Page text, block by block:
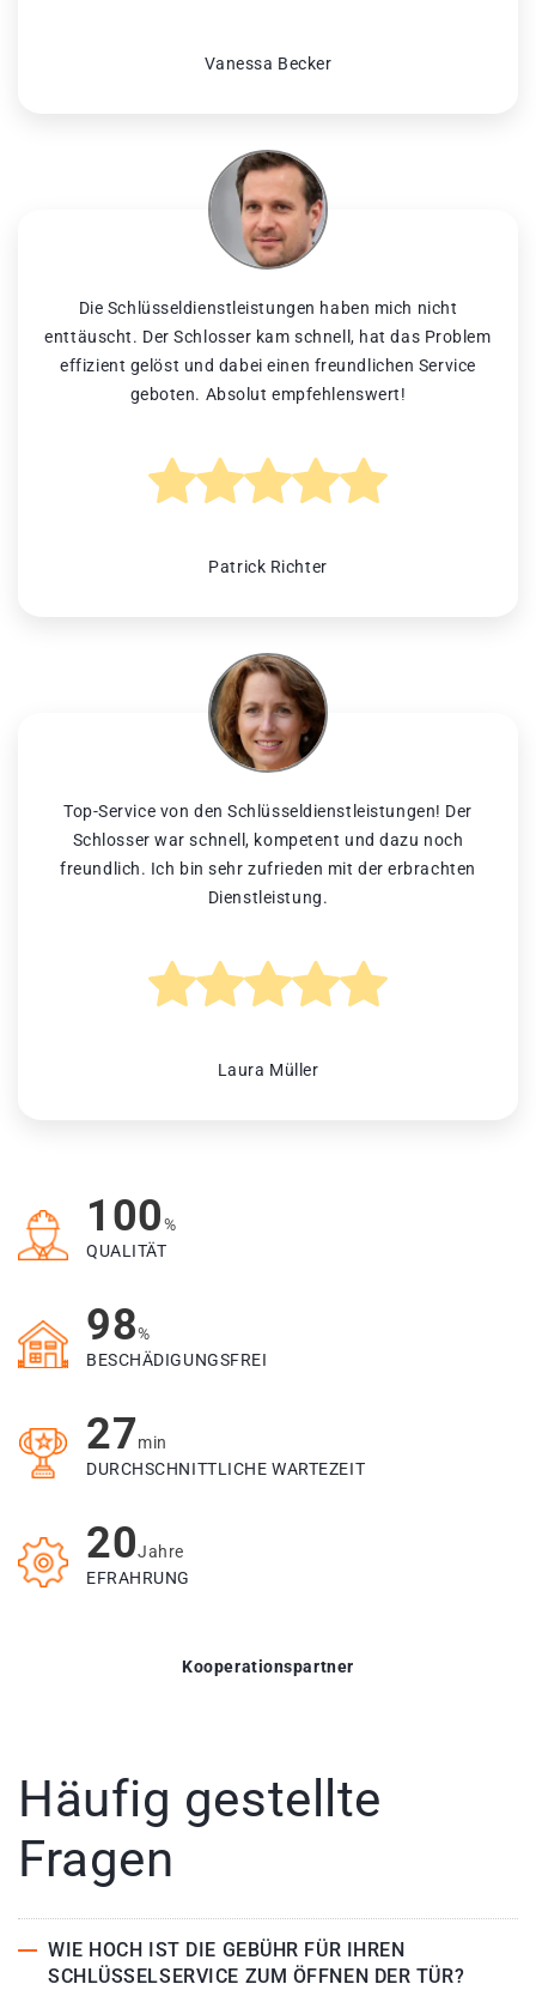
Vanessa Becker
Die Schlüsseldienstleistungen haben mich nicht
enttäuscht. Der Schlosser kam schnell, hat das Problem
effizient gelöst und dabei einen freundlichen Service
geboten. Absolut empfehlenswert!
Patrick Richter
Top-Service von den Schlüsseldienstleistungen! Der
Schlosser war schnell, kompetent und dazu noch
freundlich. Ich bin sehr zufrieden mit der erbrachten
Dienstleistung.
Laura Müller
100%
QUALITÄT
98%
BESCHÄDIGUNGSFREI
27min
DURCHSCHNITTLICHE WARTEZEIT
20Jahre
EFRAHRUNG
Kooperationspartner
Häufig gestellte
Fragen
WIE HOCH IST DIE GEBÜHR FÜR IHREN
SCHLÜSSELSERVICE ZUM ÖFFNEN DER TÜR?